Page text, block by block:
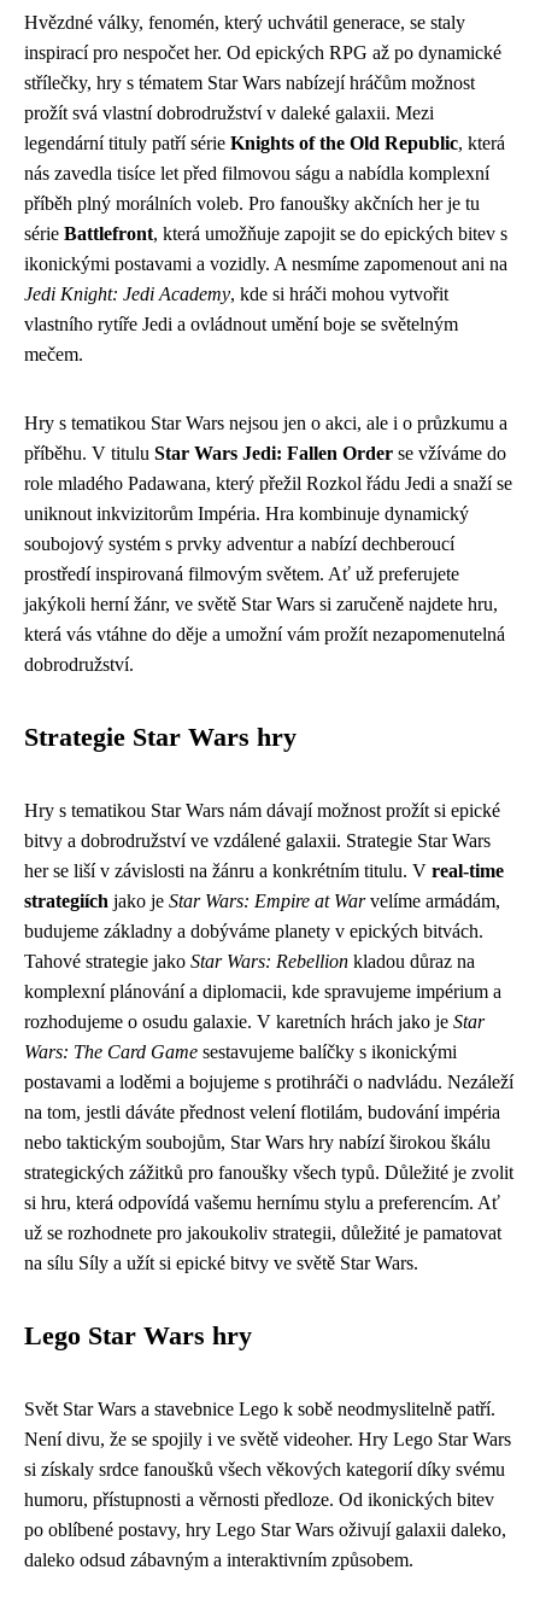
Hvězdné války, fenomén, který uchvátil generace, se staly
inspirací pro nespočet her. Od epických RPG až po dynamické
střílečky, hry s tématem Star Wars nabízejí hráčům možnost
prožít svá vlastní dobrodružství v daleké galaxii. Mezi
legendární tituly patří série Knights of the Old Republic, která
nás zavedla tisíce let před filmovou ságu a nabídla komplexní
příběh plný morálních voleb. Pro fanoušky akčních her je tu
série Battlefront, která umožňuje zapojit se do epických bitev s
ikonickými postavami a vozidly. A nesmíme zapomenout ani na
Jedi Knight: Jedi Academy, kde si hráči mohou vytvořit
vlastního rytíře Jedi a ovládnout umění boje se světelným
mečem.
Hry s tematikou Star Wars nejsou jen o akci, ale i o průzkumu a
příběhu. V titulu Star Wars Jedi: Fallen Order se vžíváme do
role mladého Padawana, který přežil Rozkol řádu Jedi a snaží se
uniknout inkvizitorům Impéria. Hra kombinuje dynamický
soubojový systém s prvky adventur a nabízí dechberoucí
prostředí inspirovaná filmovým světem. Ať už preferujete
jakýkoli herní žánr, ve světě Star Wars si zaručeně najdete hru,
která vás vtáhne do děje a umožní vám prožít nezapomenutelná
dobrodružství.
Strategie Star Wars hry
Hry s tematikou Star Wars nám dávají možnost prožít si epické
bitvy a dobrodružství ve vzdálené galaxii. Strategie Star Wars
her se liší v závislosti na žánru a konkrétním titulu. V real-time
strategiích jako je Star Wars: Empire at Warvelíme armádám,
budujeme základny a dobýváme planety v epických bitvách.
Tahové strategie jako Star Wars: Rebellion kladou důraz na
komplexní plánování a diplomacii, kde spravujeme impérium a
rozhodujeme o osudu galaxie. V karetních hrách jako je Star
Wars: The Card Game sestavujeme balíčky s ikonickými
postavami a loděmi a bojujeme s protihráči o nadvládu. Nezáleží
na tom, jestli dáváte přednost velení flotilám, budování impéria
nebo taktickým soubojům, Star Wars hry nabízí širokou škálu
strategických zážitků pro fanoušky všech typů. Důležité je zvolit
si hru, která odpovídá vašemu hernímu stylu a preferencím. Ať
už se rozhodnete pro jakoukoliv strategii, důležité je pamatovat
na sílu Síly a užít si epické bitvy ve světě Star Wars.
Lego Star Wars hry
Svět Star Wars a stavebnice Lego k sobě neodmyslitelně patří.
Není divu, že se spojily i ve světě videoher. Hry Lego Star Wars
si získaly srdce fanoušků všech věkových kategorií díky svému
humoru, přístupnosti a věrnosti předloze. Od ikonických bitev
po oblíbené postavy, hry Lego Star Wars oživují galaxii daleko,
daleko odsud zábavným a interaktivním způsobem.